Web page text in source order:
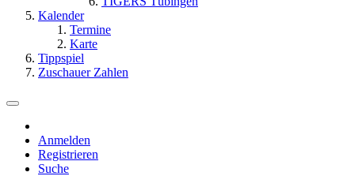
Kalender
Termine
Karte
Tippspiel
Zuschauer Zahlen
Anmelden
Registrieren
Suche